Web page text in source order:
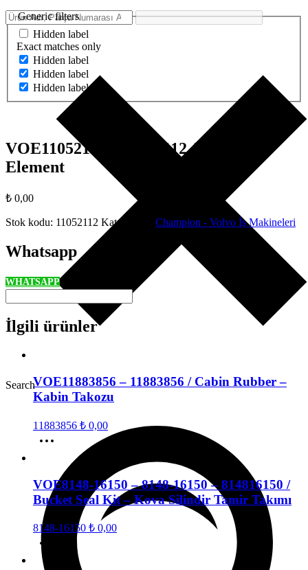
Search
Generic filters
Hidden label
Exact matches only
Hidden label
Hidden label
Hidden label
VOE11052112 – 11052112 / Rubber
Element
₺ 0,00
Stok kodu: 11052112 Kategoriler: Champion - Volvo İş Makineleri
Whatsapp
WHATSAPP
İlgili ürünler
VOE11883856 – 11883856 / Cabin Rubber –
Kabin Takozu
11883856 ₺ 0,00
VOE8148-16150 – 8148-16150 – 814816150 /
Bucket Seal Kit – Kova Silindir Tamir Takımı
8148-16150 ₺ 0,00